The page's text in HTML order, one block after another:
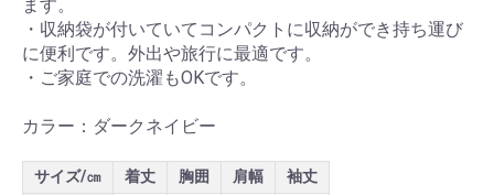
ます。
・収納袋が付いていてコンパクトに収納ができ持ち運び
に便利です。外出や旅行に最適です。
・ご家庭での洗濯もOKです。
カラー：ダークネイビー
サイズ/㎝ 着丈 胸囲 肩幅
袖丈